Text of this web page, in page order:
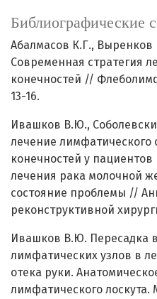
Библиографические
Абалмасов К.Г.,
Современная стратегия
конечностей //
13-16.
Ивашков В.Ю.,
лечение лимфатического
конечностей у
лечения рака молочной
состояние проблемы //
реконструктивной
Ивашков В.Ю. Пересадка
лимфатических узлов в
отека руки.
лимфатического лоскута.